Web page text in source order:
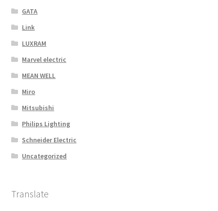
GATA
Link
LUXRAM
Marvel electric
MEAN WELL
Miro
Mitsubishi
Philips Lighting
Schneider Electric
Uncategorized
Translate